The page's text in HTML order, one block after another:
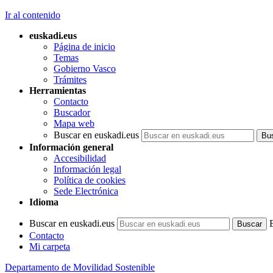
Ir al contenido
euskadi.eus
Página de inicio
Temas
Gobierno Vasco
Trámites
Herramientas
Contacto
Buscador
Mapa web
Buscar en euskadi.eus
Información general
Accesibilidad
Información legal
Política de cookies
Sede Electrónica
Idioma
Buscar en euskadi.eus
Contacto
Mi carpeta
Departamento de Movilidad Sostenible